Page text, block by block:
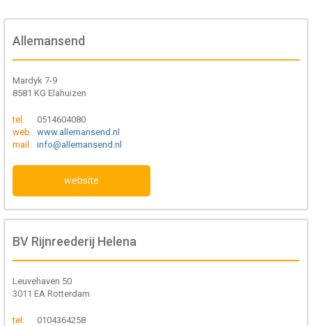
Allemansend
Mardyk 7-9
8581 KG Elahuizen
tel.
0514604080
web. www.allemansend.nl
mail. info@allemansend.nl
website
BV Rijnreederij Helena
Leuvehaven 50
3011 EA Rotterdam
tel.
0104364258